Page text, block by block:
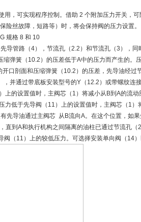
，可实现程序控制。借助 2 个附加压力开关，
险丝故障，短路等）时，将会保持阀的压力设置。
规格 8 和 10
导管路（4），节流孔（2.2）和节流孔（3），同
缩弹簧（10.2）的压差低于A中的压力而产生的。
口剖面和压缩弹簧（10.2）的压差，先导油经过
并通过带底板安装型号的Y（12.2）或带螺纹连
的设置值时，主阀芯（1）将减小从B到A的流动
力低于先导阀（11）上的设置值时，主阀芯（1）
先导油通过主阀芯 从B流向A。在这个位置，如
直到A和执行机构之间隔离的油柱已通过节流孔
阀（11）上的较低压力。可选择安装单向阀（14）